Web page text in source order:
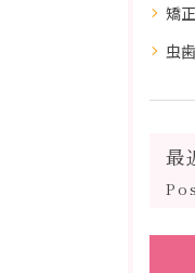
矯
虫
最